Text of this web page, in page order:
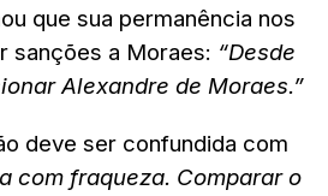
que sua permanência nos
sanções a Moraes: “Desde
Alexandre de Moraes.”
deve ser confundida com
com fraqueza. Comparar o